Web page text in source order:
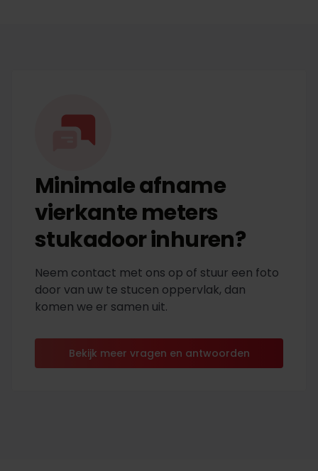
Minimale afname
vierkante meters
stukadoor inhuren?
Neem contact met ons op of stuur een foto
door van uw te stucen oppervlak, dan
komen we er samen uit.
Bekijk meer vragen en antwoorden